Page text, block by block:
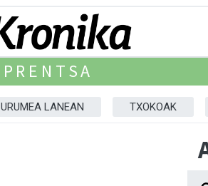
PRENTSA
URUMEA LANEAN TXOKOAK